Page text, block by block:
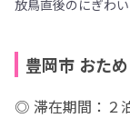
放鳥直後のにぎわ
豊岡市 おた
◎ 滞在期間：２